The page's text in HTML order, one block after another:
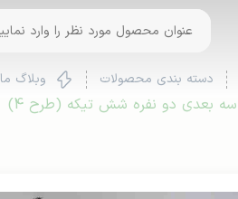
دسته بندی محصولات وبلاگ ما
بعدی دو نفره شش تیکه (طرح 4)